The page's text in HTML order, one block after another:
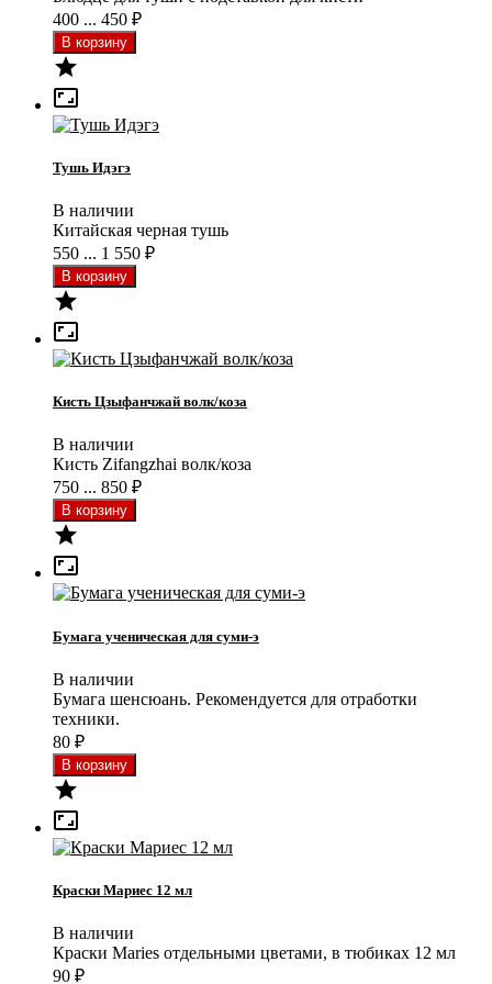
400 ... 450 ₽


Тушь Идэгэ
В наличии
Китайская черная тушь
550 ... 1 550 ₽


Кисть Цзыфанчжай волк/коза
В наличии
Кисть Zifangzhai волк/коза
750 ... 850 ₽


Бумага ученическая для суми-э
В наличии
Бумага шенсюань. Рекомендуется для отработки
техники.
80 ₽


Краски Мариес 12 мл
В наличии
Краски Maries отдельными цветами, в тюбиках 12 мл
90 ₽